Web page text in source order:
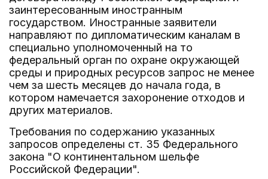
заинтересованным иностранным
государством. Иностранные заявители
направляют по дипломатическим каналам в
специально уполномоченный на то
федеральный орган по охране окружающей
среды и природных ресурсов запрос не менее
чем за шесть месяцев до начала года, в
котором намечается захоронение отходов и
других материалов.
Требования по содержанию указанных
запросов определены ст. 35 Федерального
закона "О континентальном шельфе
Российской Федерации".